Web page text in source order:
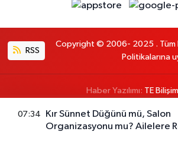
RSS
Copyright © 2006- 2025 . Tüm
Politikalarına
Haber Yazılımı: TE Bilişim
En iyi site deneyimi sağlamak için
faydalanıyoruz. Detaylar için lütfen
07:34
Kır Sünnet Düğünü mü, Salon
Organizasyonu mu? Ailelere